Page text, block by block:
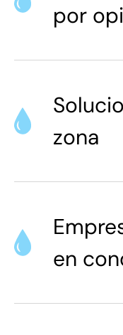
por
zona
en